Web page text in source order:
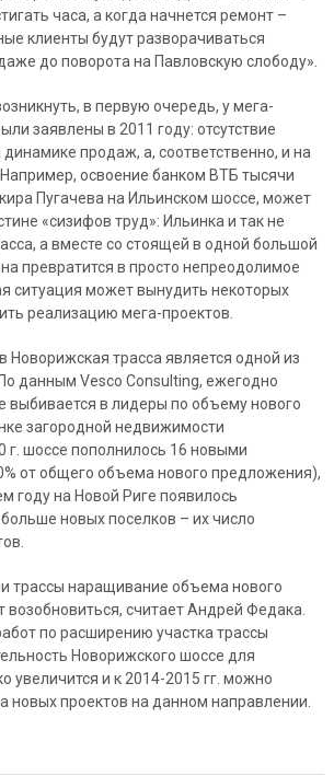
часа, а когда начнется ремонт –
клиенты будут разворачиваться
до поворота на Павловскую слободу».
в первую очередь, у мега-
заявлены в 2011 году: отсутствие
динамике продаж, а, соответственно, и на
освоение банком ВТБ тысячи
Пугачева на Ильинском шоссе, может
«сизифов труд»: Ильинка и так не
а вместе со стоящей в одной большой
превратится в просто непреодолимое
ситуация может вынудить некоторых
реализацию мега-проектов.
Новорижская трасса является одной из
данным Vesco Consulting, ежегодно
выбивается в лидеры по объему нового
загородной недвижимости
г. шоссе пополнилось 16 новыми
от общего объема нового предложения),
году на Новой Риге появилось
новых поселков – их число
трассы наращивание объема нового
считает Андрей Федака.
по расширению участка трассы
Новорижского шоссе для
увеличится и к 2014-2015 гг. можно
новых проектов на данном направлении.